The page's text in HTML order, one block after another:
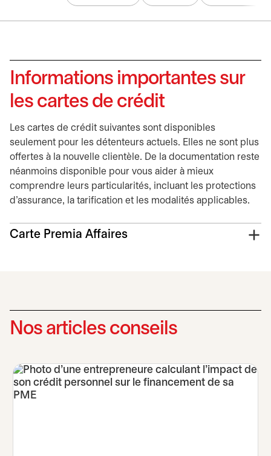
Informations importantes sur
les cartes de crédit
Les cartes de crédit suivantes sont disponibles
seulement pour les détenteurs actuels. Elles ne sont plus
offertes à la nouvelle clientèle. De la documentation reste
néanmoins disponible pour vous aider à mieux
comprendre leurs particularités, incluant les protections
d’assurance, la tarification et les modalités applicables.
Carte Premia Affaires
Nos articles conseils